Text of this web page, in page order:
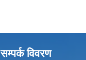
सम्पर्क विवरण